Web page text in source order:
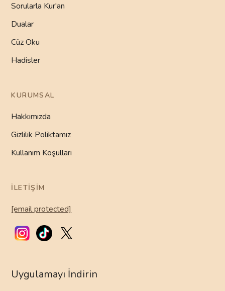
Sorularla Kur'an
Dualar
Cüz Oku
Hadisler
KURUMSAL
Hakkımızda
Gizlilik Poliktamız
Kullanım Koşulları
İLETIŞIM
[email protected]
Uygulamayı İndirin